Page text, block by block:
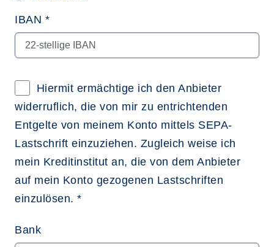
IBAN *
Hiermit ermächtige ich den Anbieter
widerruflich, die von mir zu entrichtenden
Entgelte von meinem Konto mittels SEPA-
Lastschrift einzuziehen. Zugleich weise ich
mein Kreditinstitut an, die von dem Anbieter
auf mein Konto gezogenen Lastschriften
einzulösen. *
Bank